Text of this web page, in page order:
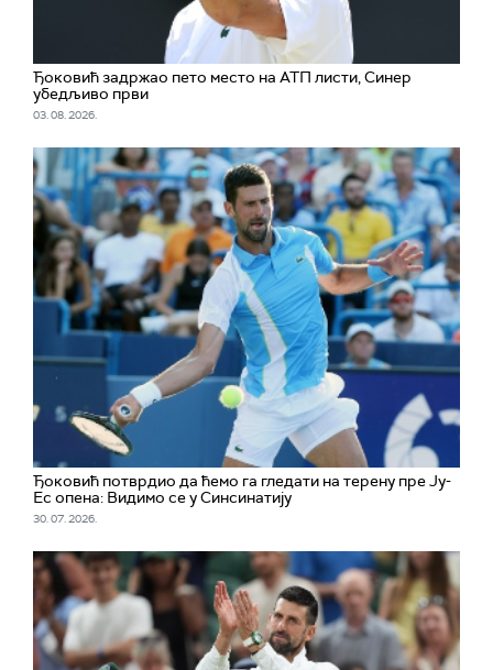
Ђоковић задржао пето место на АТП листи, Синер
убедљиво први
03. 08. 2026.
Ђоковић потврдио да ћемо га гледати на терену пре Ју-
Ес опена: Видимо се у Синсинатију
30. 07. 2026.